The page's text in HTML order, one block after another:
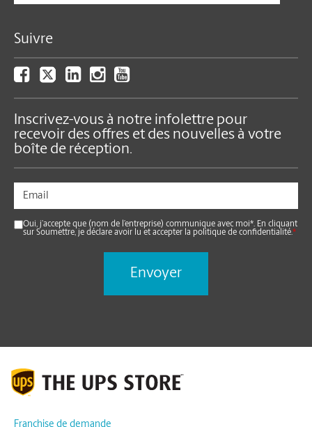
Suivre
Inscrivez-vous à notre infolettre pour
recevoir des offres et des nouvelles à votre
boîte de réception.
Oui, j’accepte que (nom de l’entreprise) communique avec moi*. En cliquant
sur Soumettre, je déclare avoir lu et accepter la politique de confidentialité.*
Franchise de demande